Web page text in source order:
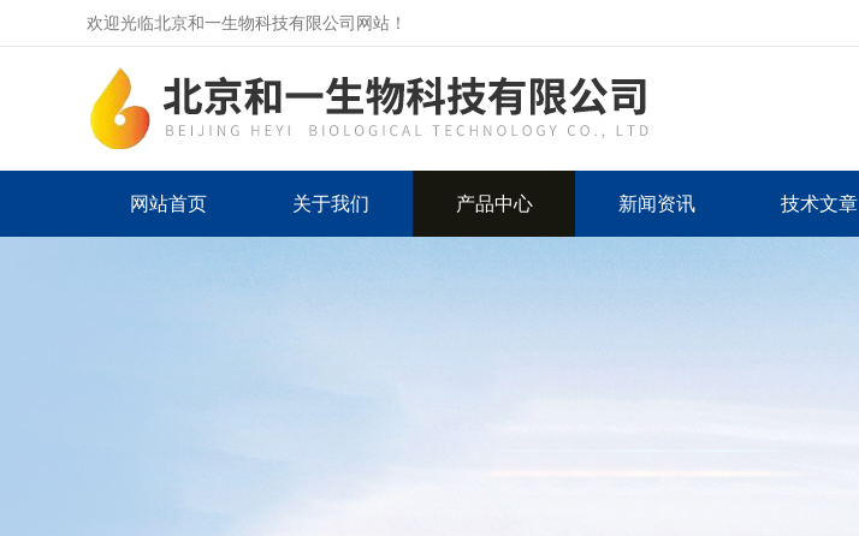
欢迎光临北京和一生物科技有限公司网站！
网站首页 关于我们 产品中心 新闻资讯 技术文章